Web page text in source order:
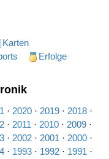
Karten
Erfolge
· 2020 · 2019 · 2018 ·
· 2011 · 2010 · 2009 ·
· 2002 · 2001 · 2000 ·
· 1993 · 1992 · 1991 ·